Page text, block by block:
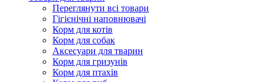
Переглянути всі товари
Гігієнічні наповнювачі
Корм для котів
Корм для собак
Аксесуари для тварин
Корм для гризунів
Корм для птахів